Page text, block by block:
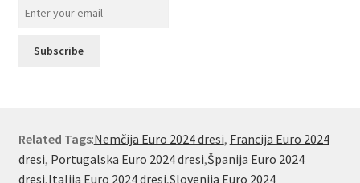
Related Tags:Nemčija Euro 2024 dresi, Francija Euro 2024
dresi, Portugalska Euro 2024 dresi,Španija Euro 2024
dresi,Italija Euro 2024 dresi,Slovenija Euro 2024